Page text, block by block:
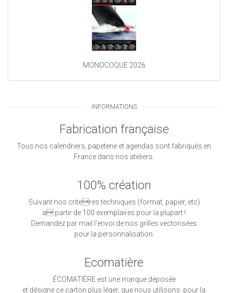
MONOCOQUE 2026
INFORMATIONS
Fabrication française
Tous nos calendriers, papeterie et agendas sont fabriqués en
France dans nos ateliers.
100% création
Suivant nos criteres techniques (format, papier, etc)
a partir de 100 exemplaires pour la plupart !
Demandez par mail l'envoi de nos grilles vectorisées
pour la personnalisation.
Ecomatière
ÉCOMATIÈRE est une marque déposée
et désigne ce carton plus léger, que nous utilisons pour la